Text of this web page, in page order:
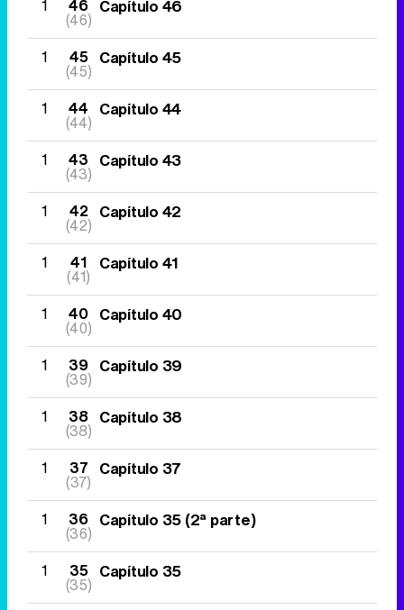
1 46
(46)
Capítulo 46
1 45
(45)
Capítulo 45
1 44
(44)
Capítulo 44
1 43
(43)
Capítulo 43
1 42
(42)
Capítulo 42
1 41
(41)
Capítulo 41
1 40
(40)
Capítulo 40
1 39
(39)
Capítulo 39
1 38
(38)
Capítulo 38
1 37
(37)
Capítulo 37
1 36
(36)
Capítulo 35 (2ª parte)
1 35
(35)
Capítulo 35